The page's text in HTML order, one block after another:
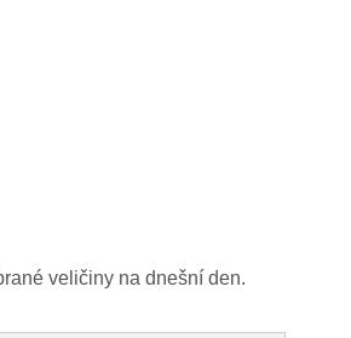
veličiny na dnešní den.